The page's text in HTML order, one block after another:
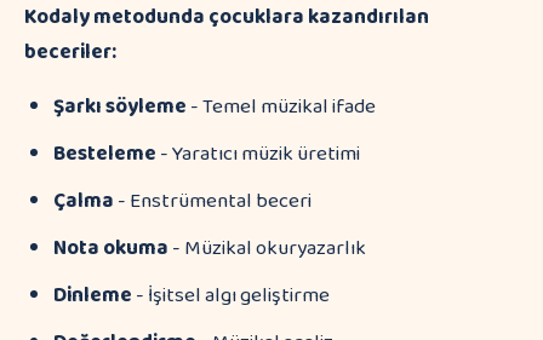
Kodaly metodunda çocuklara kazandırılan
beceriler:
Şarkı söyleme- Temel müzikal ifade
Besteleme- Yaratıcı müzik üretimi
Çalma- Enstrümental beceri
Nota okuma- Müzikal okuryazarlık
Dinleme- İşitsel algı geliştirme